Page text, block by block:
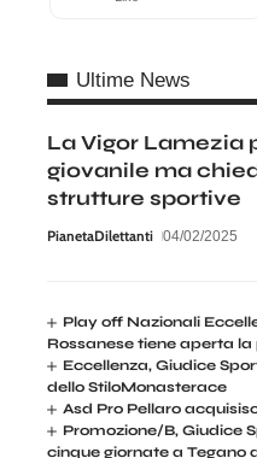
Ultime News
La Vigor Lamezia
giovanile ma
strutture sportive
PianetaDilettanti 04/02/2025
Play off Nazionali
Rossanese tiene aperta
Eccellenza, Giudice
dello StiloMonasterace
Asd Pro Pellaro
Promozione/B, Giudice
cinque giornate a Tegano